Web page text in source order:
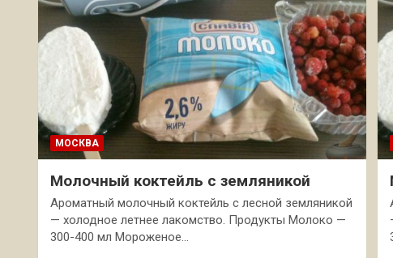
МОСКВА
Молочный коктейль с земляникой
Ароматный молочный коктейль с лесной земляникой
— холодное летнее лакомство. Продукты Молоко —
300-400 мл Мороженое…